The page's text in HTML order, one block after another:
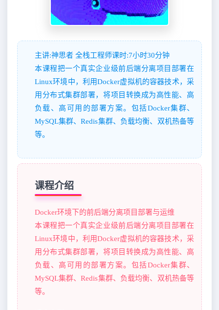
主讲:神思者 全栈工程师课时:7小时30分钟
本课程把一个真实企业级前后端分离项目部署在
Linux环境中，利用Docker虚拟机的容器技术，采
用分布式集群部署，将项目转换成为高性能、高
负载、高可用的部署方案。包括Docker集群、
MySQL集群、Redis集群、负载均衡、双机热备等
等。
课程介绍
Docker环境下的前后端分离项目部署与运维
本课程把一个真实企业级前后端分离项目部署在
Linux环境中，利用Docker虚拟机的容器技术，采
用分布式集群部署，将项目转换成为高性能、高
负载、高可用的部署方案。包括Docker集群、
MySQL集群、Redis集群、负载均衡、双机热备等
等。